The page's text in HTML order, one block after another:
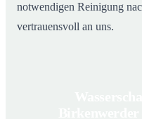
notwendigen Reinigung
vertrauensvoll an uns.